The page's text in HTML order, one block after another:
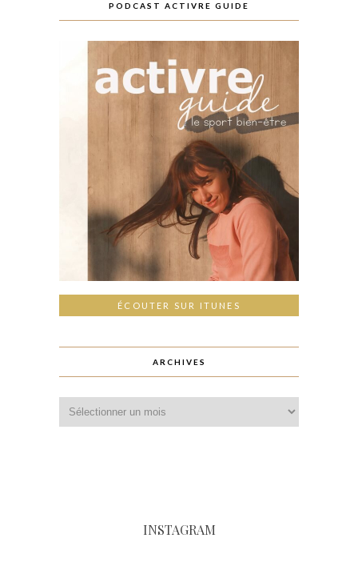
PODCAST ACTIVRE GUIDE
ÉCOUTER SUR ITUNES
ARCHIVES
INSTAGRAM